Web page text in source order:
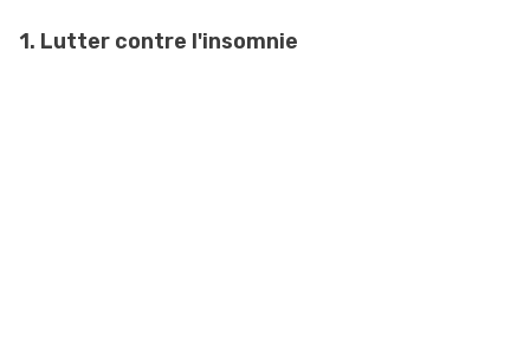
1. Lutter contre l'insomnie